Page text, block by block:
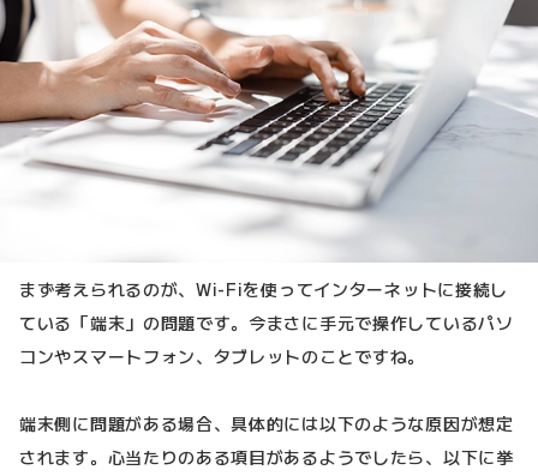
まず考えられるのが、Wi-Fiを使ってインターネットに接続し
ている「端末」の問題です。今まさに手元で操作しているパソ
コンやスマートフォン、タブレットのことですね。
端末側に問題がある場合、具体的には以下のような原因が想定
されます。心当たりのある項目があるようでしたら、以下に挙